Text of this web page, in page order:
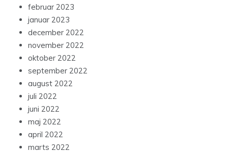
februar 2023
januar 2023
december 2022
november 2022
oktober 2022
september 2022
august 2022
juli 2022
juni 2022
maj 2022
april 2022
marts 2022